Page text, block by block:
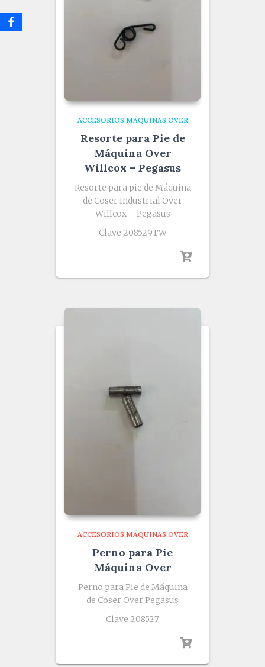
ACCESORIOS MÁQUINAS OVER
Resorte para Pie de
Máquina Over
Willcox – Pegasus
Resorte para pie de Máquina
de Coser Industrial Over
Willcox – Pegasus
Clave 208529TW
ACCESORIOS MÁQUINAS OVER
Perno para Pie
Máquina Over
Perno para Pie de Máquina
de Coser Over Pegasus
Clave 208527